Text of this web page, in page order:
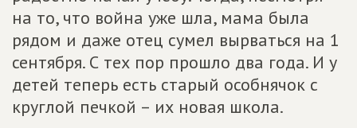
на то, что война уже шла, мама была
рядом и даже отец сумел вырваться на 1
сентября. С тех пор прошло два года. И у
детей теперь есть старый особнячок с
круглой печкой – их новая школа.